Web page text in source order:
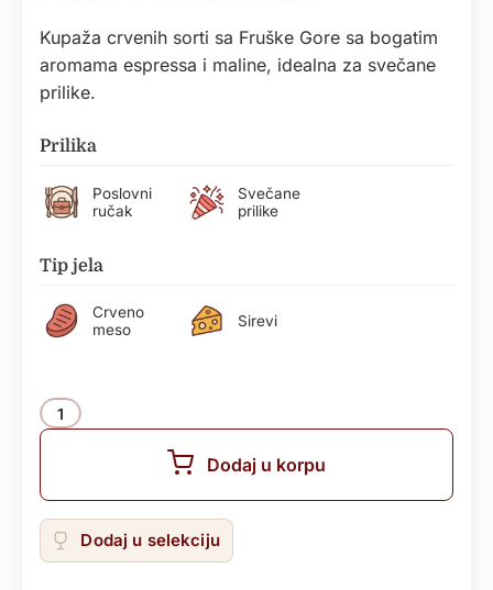
Kupaža crvenih sorti sa Fruške Gore sa bogatim
aromama espressa i maline, idealna za svečane
prilike.
Prilika
Poslovni
ručak
Svečane
prilike
Tip jela
Crveno
meso
Sirevi
Količina
Dodaj u korpu
Dodaj u selekciju